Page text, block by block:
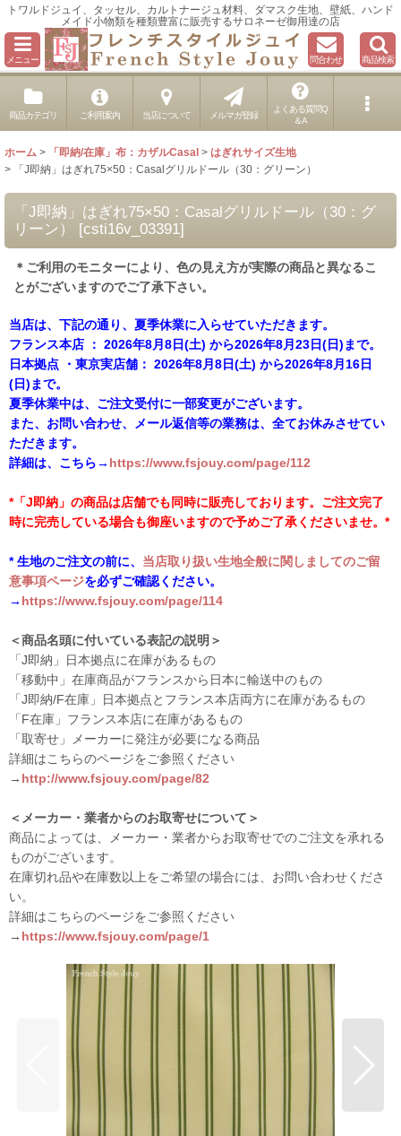
トワルドジュイ、タッセル、カルトナージュ材料、ダマスク生地、壁紙、ハンド
メイド小物類を種類豊富に販売するサロネーゼ御用達の店
メニュー 問合わせ 商品検索
商品カテゴリ ご利用案内 当店について メルマガ登録
よくある質問Q
＆A
ホーム > 「即納/在庫」布：カザルCasal > はぎれサイズ生地
>
「J即納」はぎれ75×50：Casalグリルドール（30：グリーン）
「J即納」はぎれ75×50：Casalグリルドール（30：グ
リーン）
[csti16v_03391]
＊ご利用のモニターにより、色の見え方が実際の商品と異なるこ
とがございますのでご了承下さい。
当店は、下記の通り、夏季休業に入らせていただきます。
フランス本店 ： 2026年8月8日(土) から2026年8月23日(日)まで。
日本拠点 ・東京実店舗： 2026年8月8日(土) から2026年8月16日
(日)まで。
夏季休業中は、ご注文受付に一部変更がございます。
また、お問い合わせ、メール返信等の業務は、全てお休みさせてい
ただきます。
詳細は、こちら→ https://www.fsjouy.com/page/112
*「J即納」の商品は店舗でも同時に販売しております。ご注文完了
時に完売している場合も御座いますので予めご了承くださいませ。*
* 生地のご注文の前に、 当店取り扱い生地全般に関しましてのご留
意事項ページを必ずご確認ください。
→ https://www.fsjouy.com/page/114
＜商品名頭に付いている表記の説明＞
「J即納」日本拠点に在庫があるもの
「移動中」在庫商品がフランスから日本に輸送中のもの
「J即納/F在庫」日本拠点とフランス本店両方に在庫があるもの
「F在庫」フランス本店に在庫があるもの
「取寄せ」メーカーに発注が必要になる商品
詳細はこちらのページをご参照ください
→ http://www.fsjouy.com/page/82
＜メーカー・業者からのお取寄せについて＞
商品によっては、メーカー・業者からお取寄せでのご注文を承れる
ものがございます。
在庫切れ品や在庫数以上をご希望の場合には、お問い合わせくださ
い。
詳細はこちらのページをご参照ください
→ https://www.fsjouy.com/page/1